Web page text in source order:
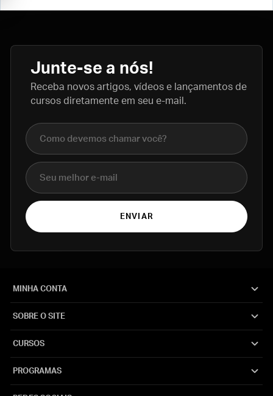
Junte-se a nós!
Receba novos artigos, vídeos e lançamentos de
cursos diretamente em seu e-mail.
Nome completo
E-mail
ENVIAR
MINHA CONTA
SOBRE O SITE
CURSOS
PROGRAMAS